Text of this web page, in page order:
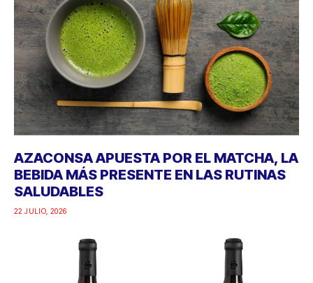
AZACONSA APUESTA POR EL MATCHA, LA
BEBIDA MÁS PRESENTE EN LAS RUTINAS
SALUDABLES
22 JULIO, 2026